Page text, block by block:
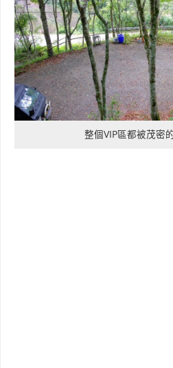
整個VIP區都被茂密